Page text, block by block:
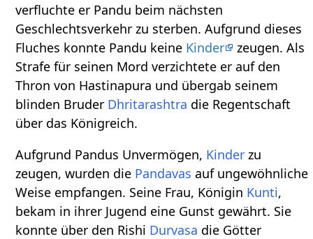
verfluchte er Pandu beim nächsten
Geschlechtsverkehr zu sterben. Aufgrund dieses
Fluches konnte Pandu keine Kinder
zeugen. Als
Strafe für seinen Mord verzichtete er auf den
Thron von Hastinapura und übergab seinem
blinden Bruder Dhritarashtra die Regentschaft
über das Königreich.
Aufgrund Pandus Unvermögen, Kinder zu
zeugen, wurden die Pandavas auf ungewöhnliche
Weise empfangen. Seine Frau, Königin Kunti,
bekam in ihrer Jugend eine Gunst gewährt. Sie
konnte über den Rishi Durvasa die Götter